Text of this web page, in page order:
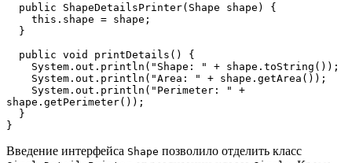
  public ShapeDetailsPrinter(Shape shape) {
    this.shape = shape;
  }
  public void printDetails() {
    System.out.println("Shape: " + shape.toString());
    System.out.println("Area: " + shape.getArea());
shape.getPerimeter());
  }
}
Введение интерфейса Shape позволило отделить класс